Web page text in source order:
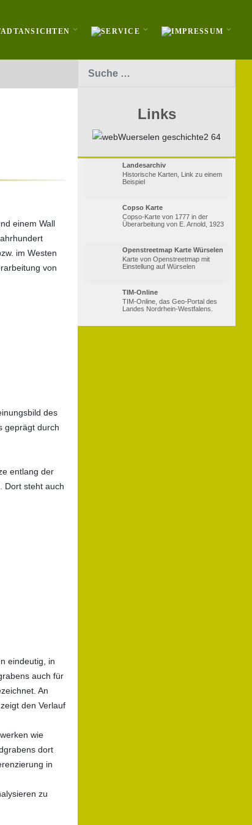
Links
Landesarchiv
Historische Karten, Link zu einem
Beispiel
Copso Karte
Copso-Karte von 1777 in der
Überarbeitung von E. Arnold, 1923
Openstreetmap Karte Würselen
Karte von Openstreetmap mit
Einstellung auf Würselen
TIM-Online
TIM-Online, das Geo-Portal des
Landes Nordrhein-Westfalens.
einem Wall
im Westen
von
des
geprägt durch
entlang der
Dort steht auch
eindeutig, in
auch für
An
den Verlauf
wie
dort
in
zu